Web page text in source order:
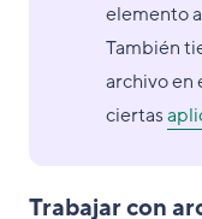
elemento
También
archivo en
ciertas
Trabajar con